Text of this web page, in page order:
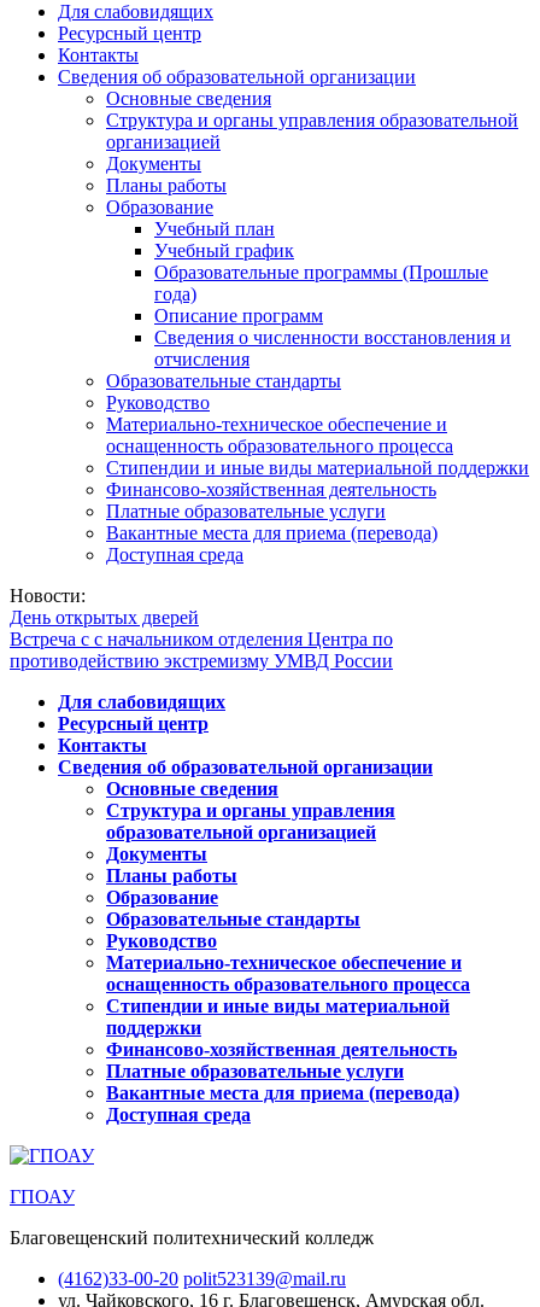
Для слабовидящих
Ресурсный центр
Контакты
Сведения об образовательной организации
Основные сведения
Структура и органы управления образовательной
организацией
Документы
Планы работы
Образование
Учебный план
Учебный график
Образовательные программы (Прошлые
года)
Описание программ
Сведения о численности восстановления и
отчисления
Образовательные стандарты
Руководство
Материально-техническое обеспечение и
оснащенность образовательного процесса
Стипендии и иные виды материальной поддержки
Финансово-хозяйственная деятельность
Платные образовательные услуги
Вакантные места для приема (перевода)
Доступная среда
Новости:
День открытых дверей
Встреча с с начальником отделения Центра по
противодействию экстремизму УМВД России
Для слабовидящих
Ресурсный центр
Контакты
Сведения об образовательной организации
Основные сведения
Структура и органы управления
образовательной организацией
Документы
Планы работы
Образование
Образовательные стандарты
Руководство
Материально-техническое обеспечение и
оснащенность образовательного процесса
Стипендии и иные виды материальной
поддержки
Финансово-хозяйственная деятельность
Платные образовательные услуги
Вакантные места для приема (перевода)
Доступная среда
ГПОАУ
Благовещенский политехнический колледж
(4162)33-00-20 polit523139@mail.ru
ул. Чайковского, 16 г. Благовещенск, Амурская обл.